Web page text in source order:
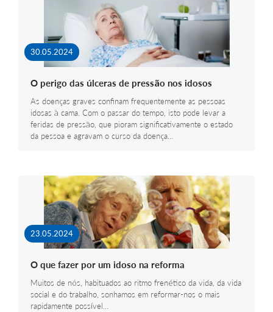
30.05.2024
O perigo das úlceras de pressão nos idosos
As doenças graves confinam frequentemente as pessoas
idosas à cama. Com o passar do tempo, isto pode levar a
feridas de pressão, que pioram significativamente o estado
da pessoa e agravam o curso da doença…
23.05.2024
O que fazer por um idoso na reforma
Muitos de nós, habituados ao ritmo frenético da vida, da vida
social e do trabalho, sonhamos em reformar-nos o mais
rapidamente possível…